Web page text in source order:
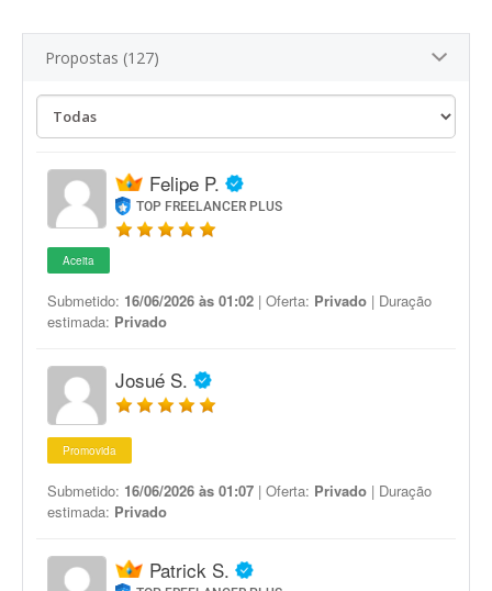
Propostas (127)
Felipe P.
TOP FREELANCER PLUS
Aceita
Submetido: 16/06/2026 às 01:02 | Oferta: Privado | Duração
estimada: Privado
Josué S.
Promovida
Submetido: 16/06/2026 às 01:07 | Oferta: Privado | Duração
estimada: Privado
Patrick S.